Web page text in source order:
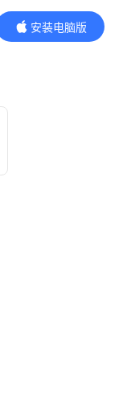
安装电脑版
内容更精彩